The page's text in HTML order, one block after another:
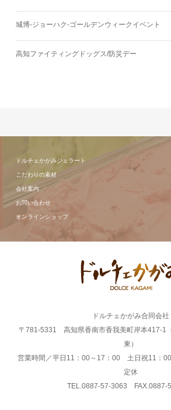
城博‐ジョーハク‐ゴールデンウィークイベント
高知ファイティングドッグス/防災デー
ドルチェかがみジェラート
こだわりの素材
会社案内
お問い合わせ
オンラインショップ
ドルチェかがみ合同会社
〒781-5331 高知県香南市香我美町岸本417-1
東）
営業時間／平日11：00～17：00 土日祝11：
定休
TEL.0887-57-3063 FAX.0887-